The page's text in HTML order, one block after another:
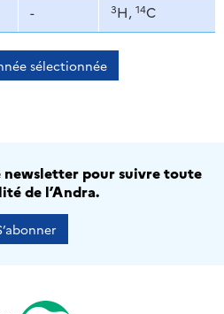
- 3H, 14C
sélectionnée
newsletter pour suivre toute
de l’Andra.